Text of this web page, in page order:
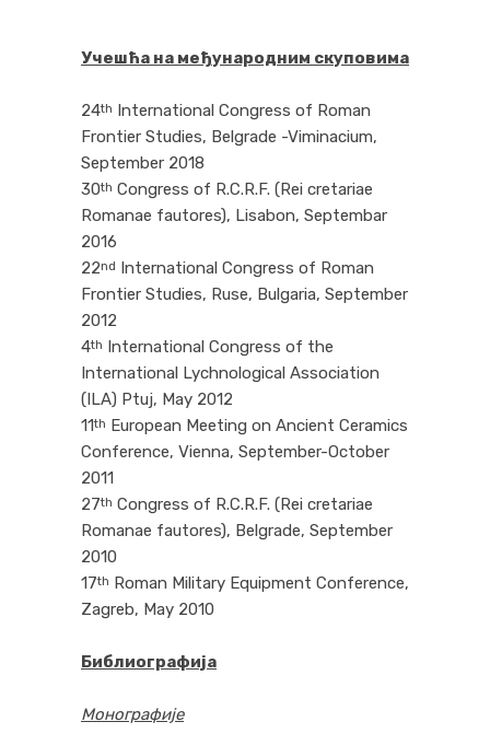
Учешћа на међународним скуповима
24th International Congress of Roman
Frontier Studies, Belgrade -Viminacium,
September 2018
30th Congress of R.C.R.F. (Rei cretariae
Romanae fautores), Lisabon, Septembar
2016
22nd International Congress of Roman
Frontier Studies, Ruse, Bulgaria, September
2012
4th International Congress of the
International Lychnological Association
(ILA) Ptuj, May 2012
11th European Meeting on Ancient Ceramics
Conference, Vienna, September-October
2011
27th Congress of R.C.R.F. (Rei cretariae
Romanae fautores), Belgrade, September
2010
17th Roman Military Equipment Conference,
Zagreb, May 2010
Библиографија
Монографије